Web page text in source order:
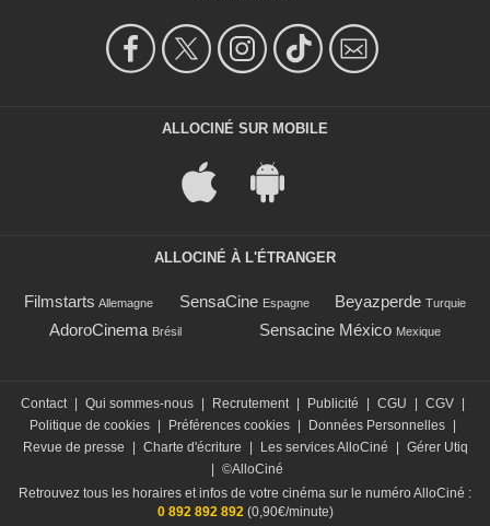
ALLOCINÉ SUR MOBILE
ALLOCINÉ À L'ÉTRANGER
Filmstarts Allemagne SensaCine Espagne Beyazperde Turquie
AdoroCinema Brésil Sensacine México Mexique
Contact | Qui sommes-nous | Recrutement | Publicité | CGU | CGV |
Politique de cookies | Préférences cookies | Données Personnelles |
Revue de presse
| Charte d'écriture | Les services AlloCiné | Gérer Utiq
| ©AlloCiné
Retrouvez tous les horaires et infos de votre cinéma sur le numéro AlloCiné :
0 892 892 892(0,90€/minute)